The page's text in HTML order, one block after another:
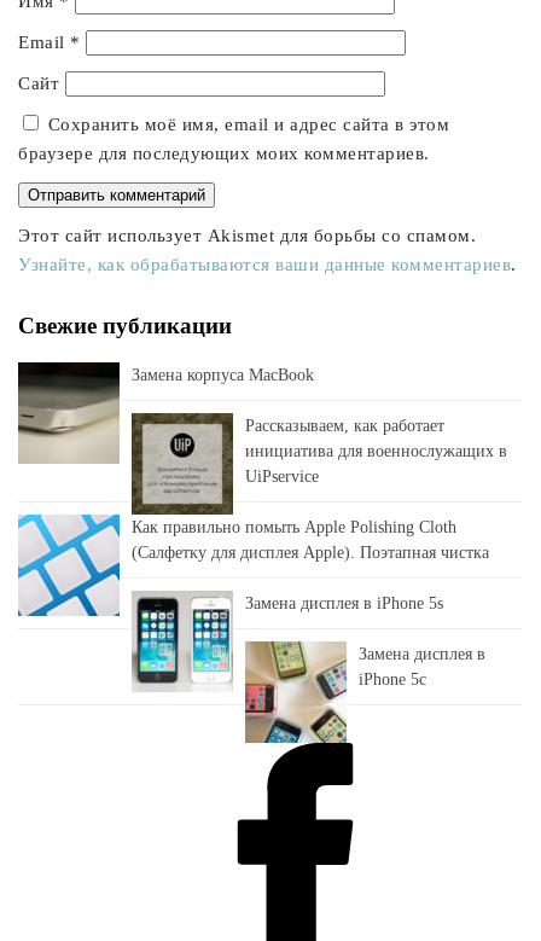
Email *
Сайт
Сохранить моё имя, email и адрес сайта в этом
браузере для последующих моих комментариев.
Этот сайт использует Akismet для борьбы со спамом.
Узнайте, как обрабатываются ваши данные комментариев.
Свежие публикации
Замена корпуса MacBook
Рассказываем, как работает
инициатива для военнослужащих в
UiPservice
Как правильно помыть Apple Polishing Cloth
(Салфетку для дисплея Apple). Поэтапная чистка
Замена дисплея в iPhone 5s
Замена дисплея в
iPhone 5c